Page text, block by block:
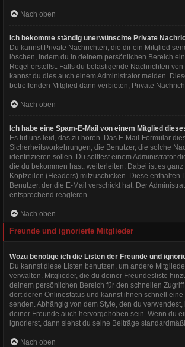
Nach oben
Ich bekomme ständig unerwünschte Private
Du kannst Private Nachrichten, die dir ein Mitglied
löschen, indem du in deinem persönlichen Bereich
Regel erstellst. Falls du belästigende Nachrichten
kannst du dies auch einem Administrator melden.
betreffenden Mitglied dann verbieten, Private
Nach oben
Ich habe eine Spam-E-Mail von einem Mitglied
Es tut uns leid, das zu hören. Das E-Mail-Formular
Sicherheitsvorkehrungen, die Benutzer, die solche
identifizieren sollen. Du solltest einem Administrator
die du bekommen hast, weiterleiten. Dabei ist es ganz
Kopfzeilen (Headers) mitzuschicken. Diese enthalten
Benutzer, der die E-Mail verschickt hat. Der
entsprechend reagieren.
Nach oben
Freunde und ignorierte Mitglieder
Wozu benötige ich die Listen der Freunde und
Du kannst diese Listen benutzen, um andere
verwalten. Mitglieder, die du deiner Freundesliste
deinem persönlichen Bereich für den schnellen
dort deren Onlinestatus und kannst ihnen schnell
senden. Abhängig von dem Style, den du verwendest,
deiner Freunde auch hervorgehoben sein. Wenn du
ignorierst, dann siehst du seine Beiträge
Nach oben